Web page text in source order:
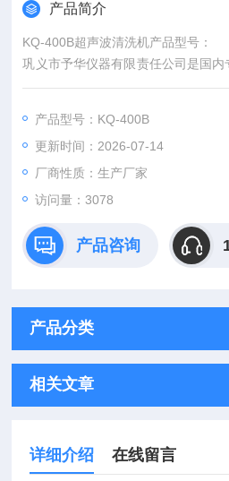
产品简介
KQ-400B超声波清洗机产品型号：
巩义市予华仪器有限责任公司是国内
器生产厂家,巩义市予华仪器有限责
质的解决方案,欢迎合作!
超声波清洗机认准予华仪器
产品型号：KQ-400B
更新时间：2026-07-14
厂商性质：生产厂家
访问量：3078
产品咨询
产品分类
相关文章
详细介绍 在线留言